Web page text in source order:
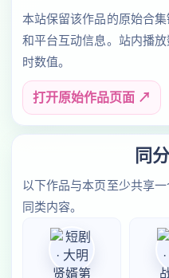
本站保留该作品的原始合
和平台互动信息。站内播
时数值。
打开原始作品页面 ↗
同
以下作品与本页至少共享
同类内容。